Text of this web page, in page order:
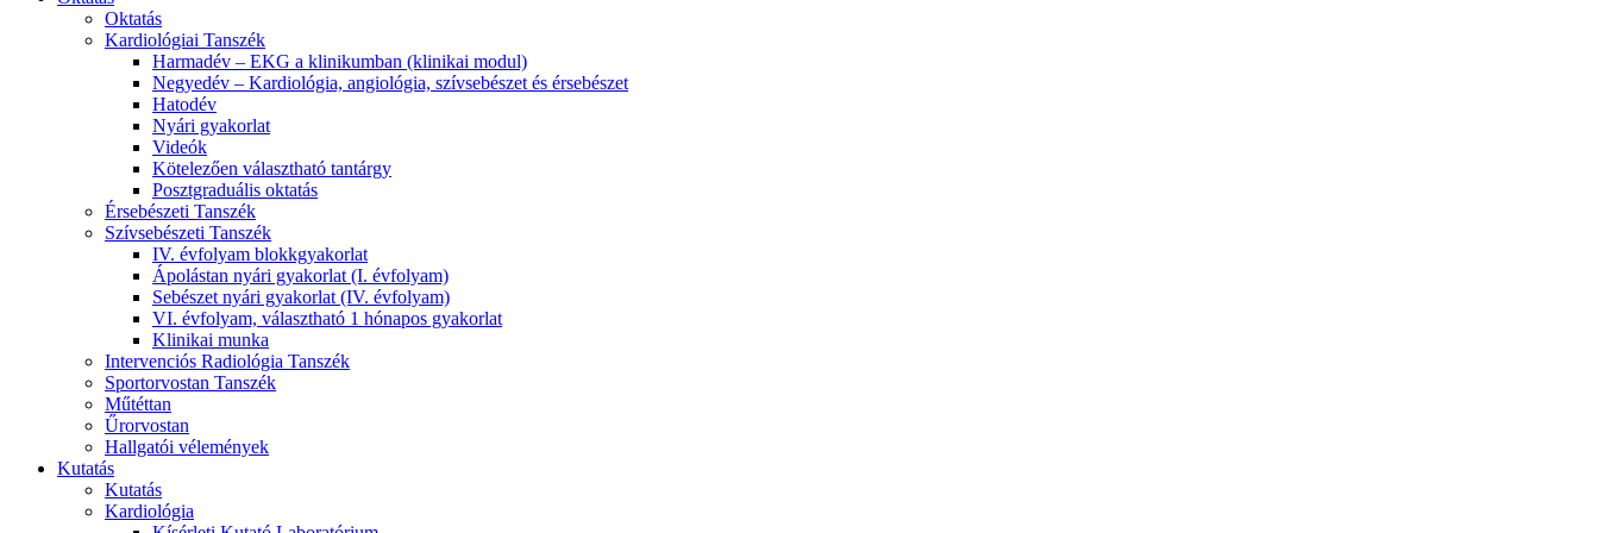
Oktatás
Kardiológiai Tanszék
Harmadév – EKG a klinikumban (klinikai modul)
Negyedév – Kardiológia, angiológia, szívsebészet és érsebészet
Hatodév
Nyári gyakorlat
Videók
Kötelezően választható tantárgy
Posztgraduális oktatás
Érsebészeti Tanszék
Szívsebészeti Tanszék
IV. évfolyam blokkgyakorlat
Ápolástan nyári gyakorlat (I. évfolyam)
Sebészet nyári gyakorlat (IV. évfolyam)
VI. évfolyam, választható 1 hónapos gyakorlat
Klinikai munka
Intervenciós Radiológia Tanszék
Sportorvostan Tanszék
Műtéttan
Űrorvostan
Hallgatói vélemények
Kutatás
Kutatás
Kardiológia